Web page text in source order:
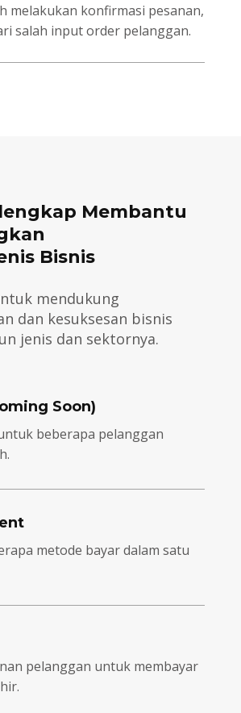
melakukan konfirmasi pesanan,
salah input order pelanggan.
Membantu
Bisnis
mendukung
dan kesuksesan bisnis
jenis dan sektornya.
Soon)
beberapa pelanggan
metode bayar dalam satu
pelanggan untuk membayar